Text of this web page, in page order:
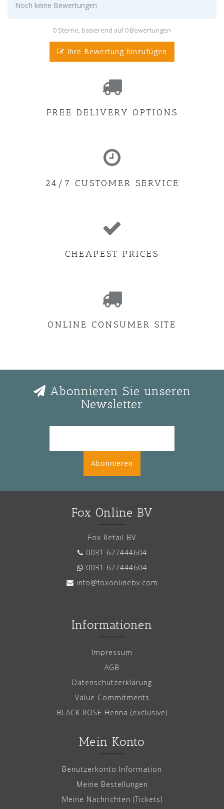
Noch keine Bewertungen
0 Sterne, basierend auf 0 Bewertungen
Ihre Bewertung hinzufügen
FREE DELIVERY OPTIONS
24/7 CUSTOMER SERVICE
CHEAPEST PRICES
ONLINE CONSUMER SITE
Abonnieren Sie unseren
Newsletter
Abonnieren
Fox Online BV
Fox Retail BV
0031 627444604
0031 627444604
info@foxonlinebv.com
Informationen
Impressum
AGB
Datenschutzerklärung
Value Commitments
BLACK ROSE Henna (exclusive)
Mein Konto
Benutzerkonto Information
Meine Bestellungen
Meine Nachrichten (Tickets)